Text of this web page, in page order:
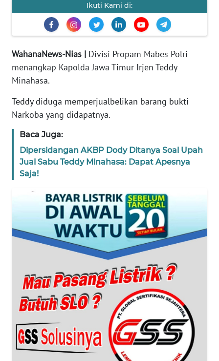
Ikuti Kami di:
WahanaNews-Nias | Divisi Propam Mabes Polri
menangkap Kapolda Jawa Timur Irjen Teddy
Minahasa.
Teddy diduga memperjualbelikan barang bukti
Narkoba yang didapatnya.
Baca Juga:
Dipersidangan AKBP Dody Ditanya Soal Upah
Jual Sabu Teddy Minahasa: Dapat Apesnya
Saja!
INFO
IKLAN
KAMI
MEDIA
SIBER
REDAKSI
SUMUT
WN
JAKARTA